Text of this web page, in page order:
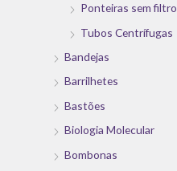
Ponteiras sem filtro
Tubos Centrífugas
Bandejas
Barrilhetes
Bastões
Biologia Molecular
Bombonas